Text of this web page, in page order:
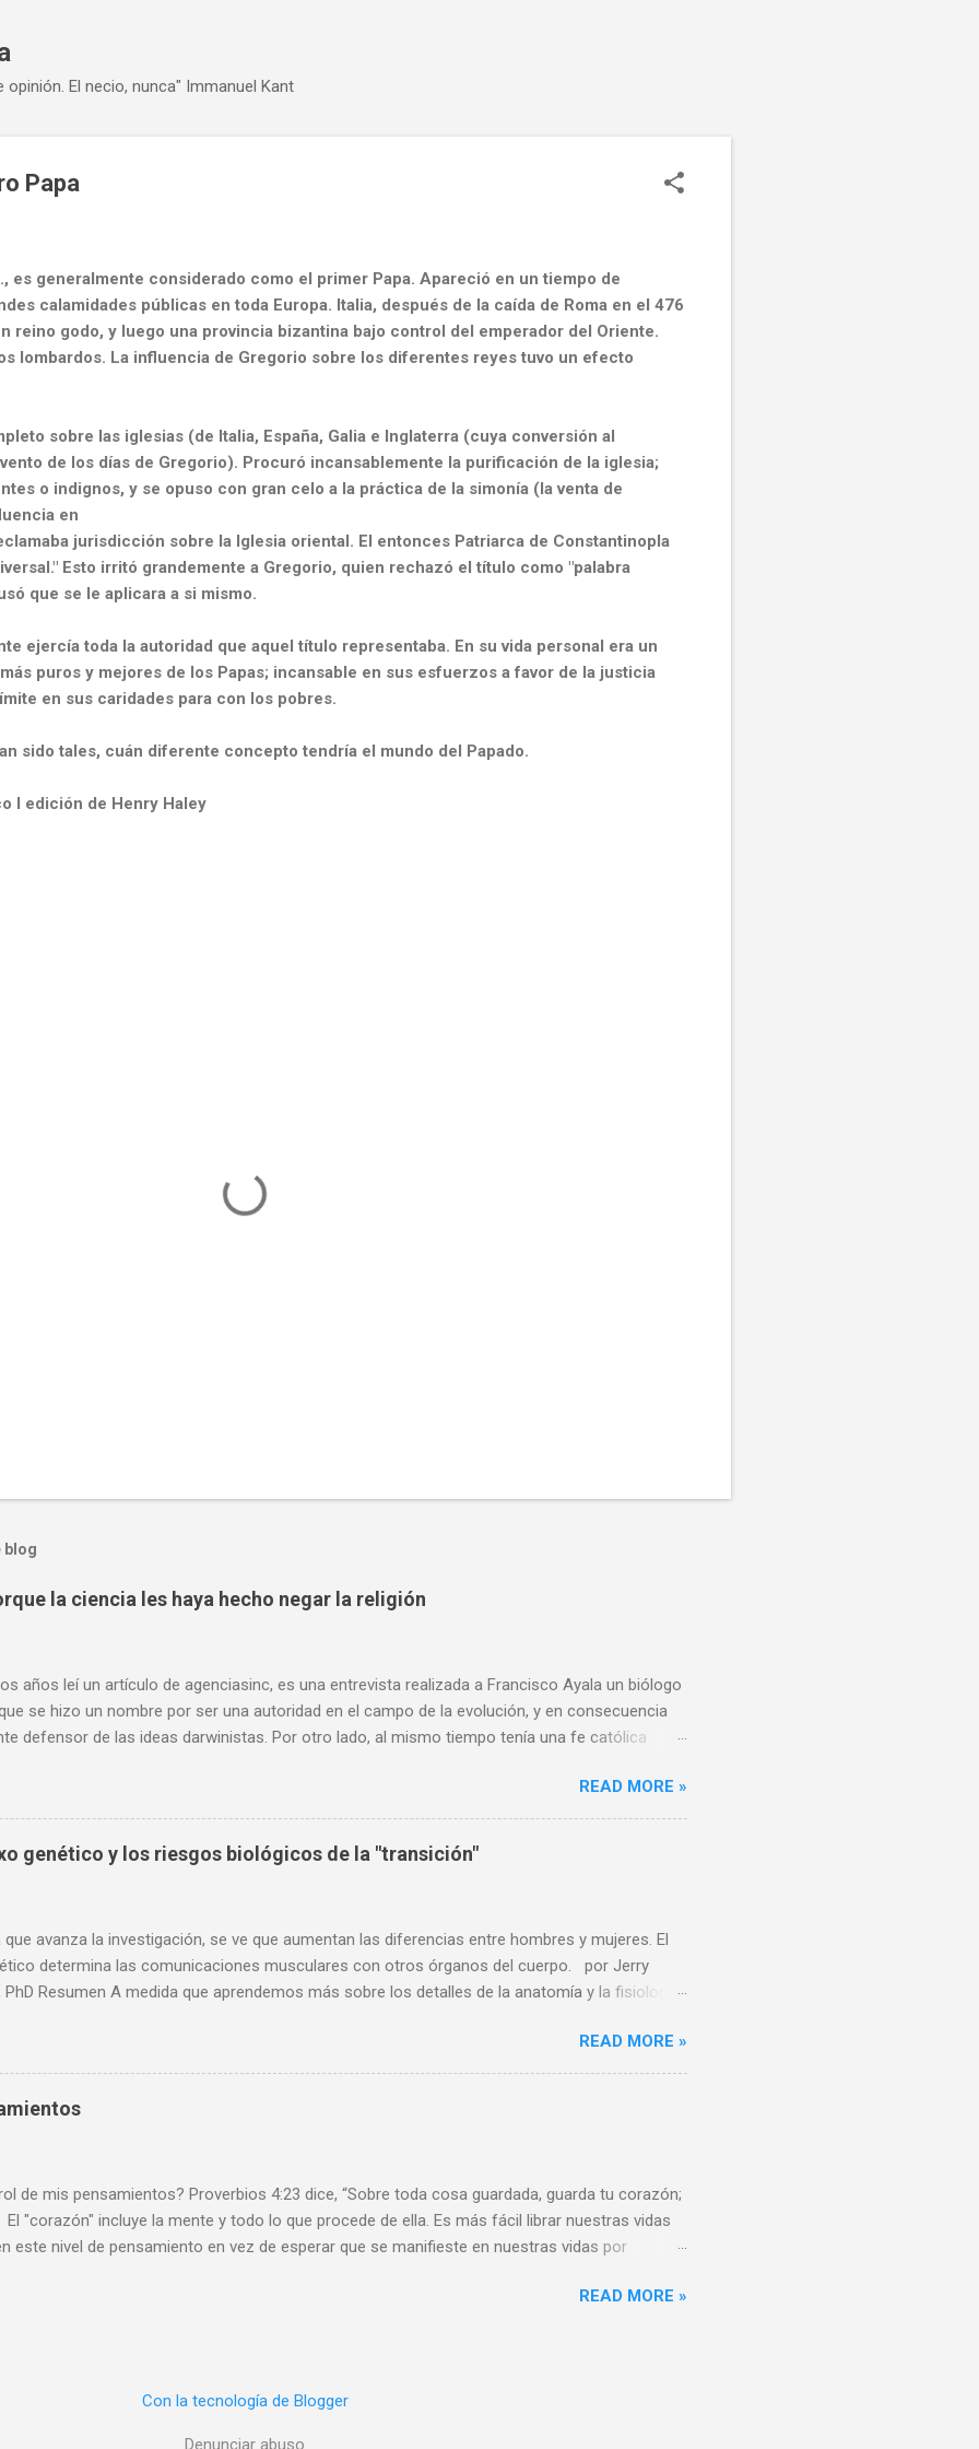
opinión. El necio, nunca" Immanuel Kant
Papa
es generalmente considerado como el primer Papa. Apareció en un tiempo de
calamidades públicas en toda Europa. Italia, después de la caída de Roma en el 476
reino godo, y luego una provincia bizantina bajo control del emperador del Oriente.
lombardos. La influencia de Gregorio sobre los diferentes reyes tuvo un efecto
sobre las iglesias (de Italia, España, Galia e Inglaterra (cuya conversión al
de los días de Gregorio). Procuró incansablemente la purificación de la iglesia;
o indignos, y se opuso con gran celo a la práctica de la simonía (la venta de
en
jurisdicción sobre la Iglesia oriental. El entonces Patriarca de Constantinopla
Esto irritó grandemente a Gregorio, quien rechazó el título como "palabra
que se le aplicara a si mismo.
ejercía toda la autoridad que aquel título representaba. En su vida personal era un
puros y mejores de los Papas; incansable en sus esfuerzos a favor de la justicia
en sus caridades para con los pobres.
sido tales, cuán diferente concepto tendría el mundo del Papado.
I edición de Henry Haley
blog
la ciencia les haya hecho negar la religión
años leí un artículo de agenciasinc, es una entrevista realizada a Francisco Ayala un biólogo
se hizo un nombre por ser una autoridad en el campo de la evolución, y en consecuencia
defensor de las ideas darwinistas. Por otro lado, al mismo tiempo tenía una fe católica
ateísmo de algunos científicos, y como este ateísmo no se puede derivar del conocimiento
dado que la ciencia no se dedica de oficio a descartar o confirmar creencias religiosas, el
científico como tal es imparcial, aunque muchas de sus conclusiones se puedan
a favor o en contra de la idea de un Dios. Dado el reciente fallecimiento del Dr. Ayala
READ MORE »
genético y los riesgos biológicos de la "transición"
que avanza la investigación, se ve que aumentan las diferencias entre hombres y mujeres. El
determina las comunicaciones musculares con otros órganos del cuerpo. por Jerry
PhD Resumen A medida que aprendemos más sobre los detalles de la anatomía y la fisiología
probable que cause importantes problemas de salud lamentables en el futuro. Este estudio
mi opinión a largo plazo, basada en muchos años enseñando biología y genética, de que la
género requiere un psicólogo, no un cirujano. Cuanto más aprenden los científicos sobre el
más complejo nos damos cuenta de que es. Como se muestra a continuación, esta
READ MORE »
de mis pensamientos? Proverbios 4:23 dice, “Sobre toda cosa guardada, guarda tu corazón;
"corazón" incluye la mente y todo lo que procede de ella. Es más fácil librar nuestras vidas
este nivel de pensamiento en vez de esperar que se manifieste en nuestras vidas por
un mal pensamiento y revolcarse en ello). Es importante entender que cuando unREAD MORE »
Con la tecnología de Blogger
Denunciar abuso